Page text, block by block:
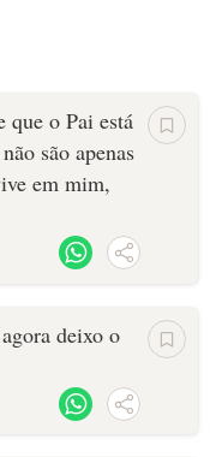
que o Pai está
são apenas
em mim,
deixo o